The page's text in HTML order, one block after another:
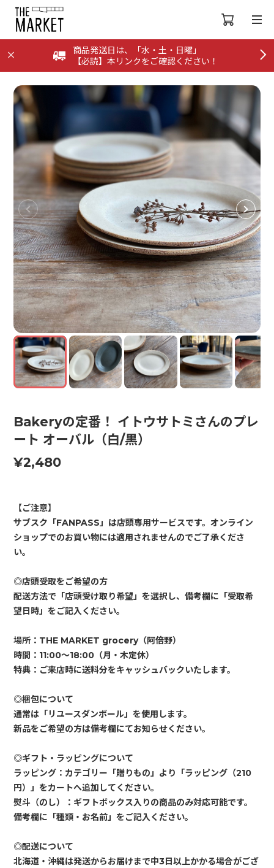
商品発送日は、「水・土・日曜」
【必読】本リンクをご確認ください！
Bakeryの定番！ イトウサトミさんのプレ
ート オーバル（白/黒）
¥2,480
【ご注意】
サブスク「FANPASS」は店頭専用サービスです。オンライン
ショップでのお買い物には適用されませんのでご了承くださ
い。
◎店頭受取をご希望の方
配送方法で「店頭受け取り希望」を選択し、備考欄に「受取希
望日時」をご記入ください。
場所：THE MARKET grocery（阿倍野）
時間：11:00〜18:00（月・木定休）
特典：ご来店時に送料分をキャッシュバックいたします。
◎梱包について
通常は「リユースダンボール」を使用します。
新品をご希望の方は備考欄にてお知らせください。
◎ギフト・ラッピングについて
ラッピング：カテゴリー「贈りもの」より「ラッピング（210
円）」をカートへ追加してください。
熨斗（のし）：ギフトボックス入りの商品のみ対応可能です。
備考欄に「種類・お名前」をご記入ください。
◎配送について
北海道・沖縄は発送からお届けまで中3日以上かかる場合がござ